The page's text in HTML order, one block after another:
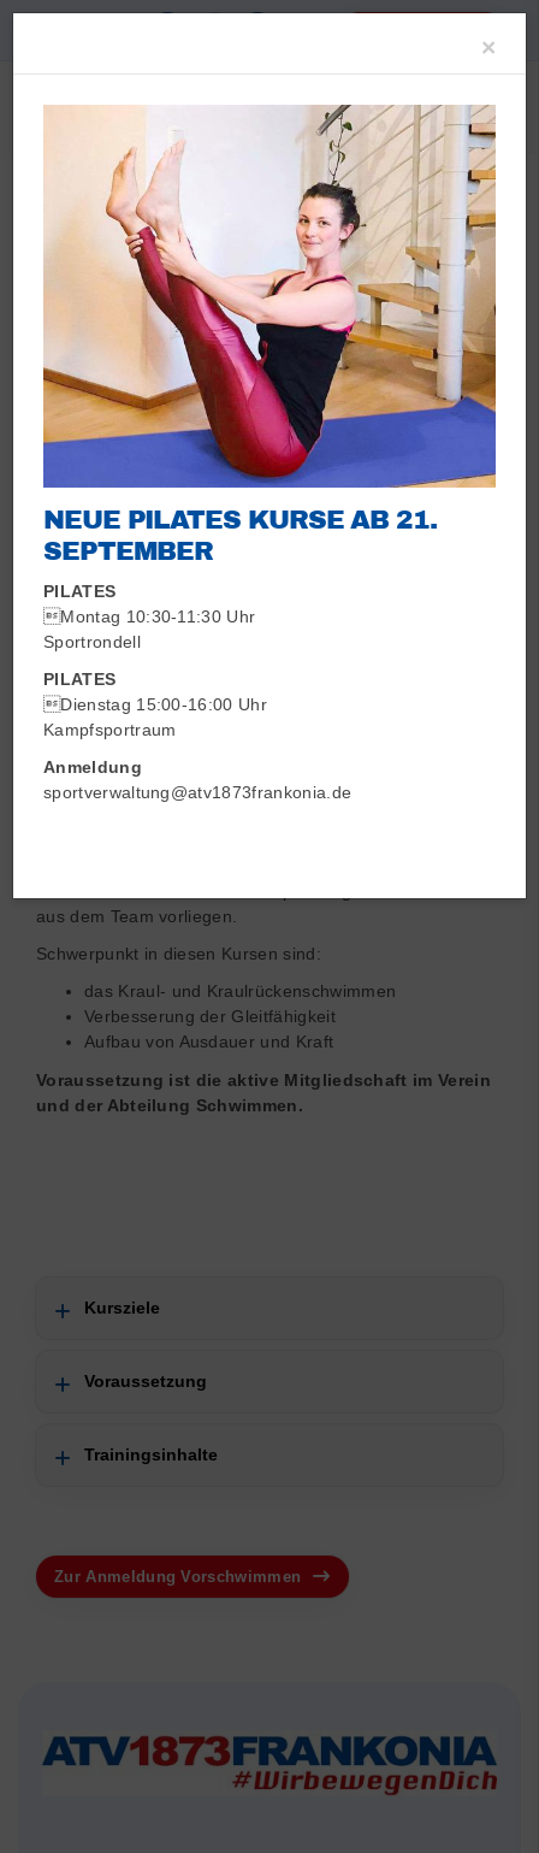
KINDER- UND
JUGENDSCHWIMMEN
Fortschritt 2
aus dem Team vorliegen.
Schwerpunkt in diesen Kursen sind:
das Kraul- und Kraulrückenschwimmen
Verbesserung der Gleitfähigkeit
Aufbau von Ausdauer und Kraft
Voraussetzung ist die aktive Mitgliedschaft im Verein
und der Abteilung Schwimmen.
Kursziele
Voraussetzung
Trainingsinhalte
Zur Anmeldung Vorschwimmen
×
NEUE PILATES KURSE AB 21.
SEPTEMBER
PILATES
Montag 10:30-11:30 Uhr
Sportrondell
PILATES
Dienstag 15:00-16:00 Uhr
Kampfsportraum
Anmeldung
sportverwaltung@atv1873frankonia.de